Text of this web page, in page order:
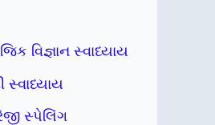
વિજ્ઞાન સ્વાધ્યાય
સ્વાધ્યાય
સ્પેલિંગ